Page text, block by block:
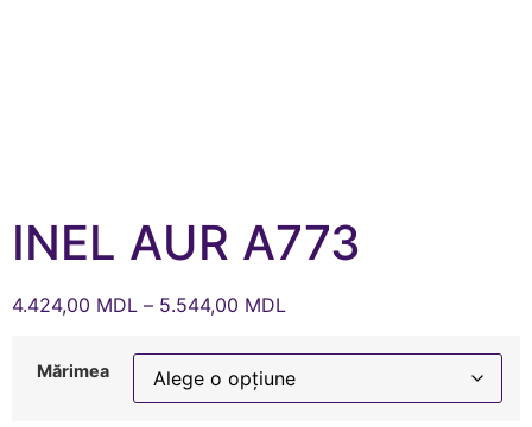
INEL AUR A773
4.424,00 MDL – 5.544,00 MDL
Mărimea